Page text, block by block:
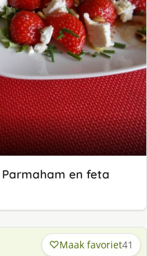
en feta
Maak favoriet41